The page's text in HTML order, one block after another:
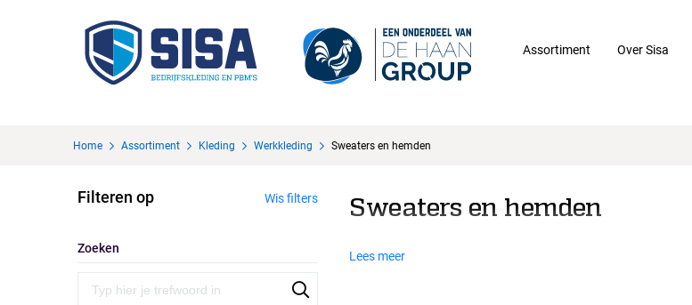
Assortiment Over Sisa
Home Assortiment Kleding Werkkleding Sweaters en hemden
Filteren op Wis filters
Zoeken
Sweaters en hemden
Lees meer